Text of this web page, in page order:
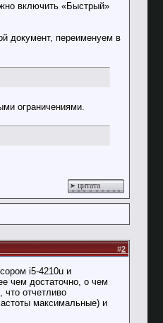
включить «Быстрый»
документ, переименуем в
ограничениями.
цитата
#2
i5-4210u и
чем достаточно, о чем
что отчетливо
максимальные) и